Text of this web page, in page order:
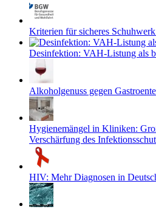
Kriterien für sicheres
Desinfektion: VAH-Listung als
Alkoholgenuss gegen
Hygienemängel in Kliniken:
Verschärfung des
HIV: Mehr Diagnosen in